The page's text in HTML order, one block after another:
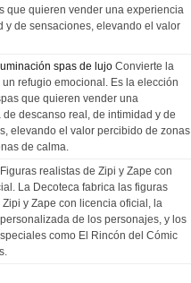
que quieren vender una experiencia
y de sensaciones, elevando el valor
spas de lujo Convierte la
refugio emocional. Es la elección
que quieren vender una
descanso real, de intimidad y de
elevando el valor percibido de zonas
de calma.
Figuras realistas de Zipi y Zape con
La Decoteca fabrica las figuras
y Zape con licencia oficial, la
de los personajes, y los
como El Rincón del Cómic